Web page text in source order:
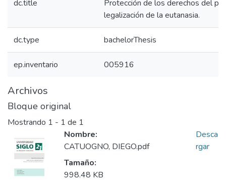
dc.title
Protección de los derechos del
legalización de la eutanasia.
dc.type bachelorThesis
ep.inventario 005916
Archivos
Bloque original
Mostrando 1 - 1 de 1
Nombre:
CATUOGNO, DIEGO.pdf
Tamaño:
998.48 KB
Desca
rgar